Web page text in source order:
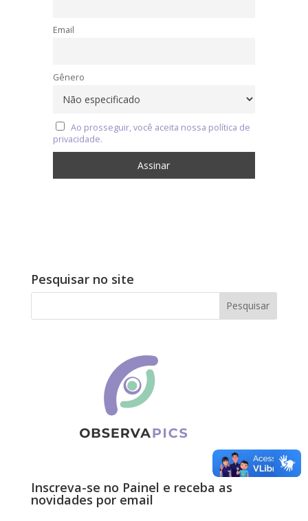
Email
Gênero
Ao prosseguir, você aceita nossa política de
privacidade.
Pesquisar no site
Inscreva-se no Painel e receba as
novidades por email